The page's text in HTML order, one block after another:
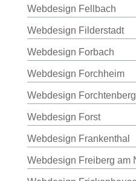
Webdesign Fellbach
Webdesign Filderstadt
Webdesign Forbach
Webdesign Forchheim
Webdesign Forchtenberg
Webdesign Forst
Webdesign Frankenthal
Webdesign Freiberg am